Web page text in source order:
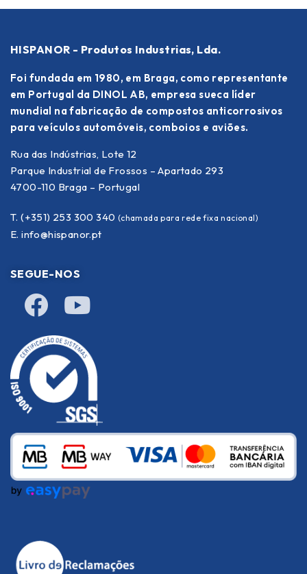
HISPANOR - Produtos Industrias, Lda.
Foi fundada em 1980, em Braga, como representante
em Portugal da DINOL AB, empresa sueca líder
mundial na fabricação de compostos anticorrosivos
para veículos automóveis, comboios e aviões.
Rua das Indústrias, Lote 12
Parque Industrial de Frossos – Apartado 293
4700-110 Braga – Portugal
T. (+351) 253 300 340 (chamada para rede fixa nacional)
E. info@hispanor.pt
SEGUE-NOS